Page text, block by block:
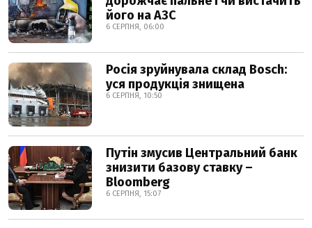
його на АЗС
6 СЕРПНЯ, 06:00
Росія зруйнувала склад Bosch:
уся продукція знищена
6 СЕРПНЯ, 10:50
Путін змусив Центральний банк
знизити базову ставку –
Bloomberg
6 СЕРПНЯ, 15:07